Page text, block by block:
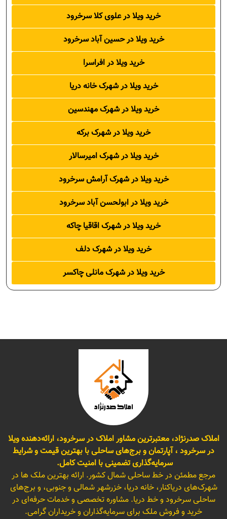
خرید ویلا در علوی کلا سرخرود
خرید ویلا در حسین آباد سرخرود
خرید ویلا در افراسرا
خرید ویلا در شهرک خانه دریا
خرید ویلا در شهرک مهندسین
خرید ویلا در شهرک برکه
خرید ویلا در شهرک امیرسالار
خرید ویلا در شهرک آرامش سرخرود
خرید ویلا در ابولحسن آباد سرخرود
خرید ویلا در شهرک اقاقیا چاکه
خرید ویلا در شهرک دلف
خرید ویلا در شهرک مانلی چاکسر
املاک صدرنژاد، معتبرترین مشاور املاک در سرخرود، ارائه‌دهنده ویلا
در سرخرود ، آپارتمان و برج‌های ساحلی با بهترین قیمت و شرایط
سرمایه‌گذاری تضمینی با امنیت کامل.
مرجع مطمئن در خط ساحلی شمال کشور. ارائه بهترین ملک ها در
شهرک‌های دریاکنار، خانه دریا، خزرشهر شمالی و جنوبی، و برج‌های
ساحلی سرخرود و خط دریا. مشاوره تخصصی و خدمات حرفه‌ای در
خرید و فروش ملک برای سرمایه‌گذاران و خریداران گرامی.